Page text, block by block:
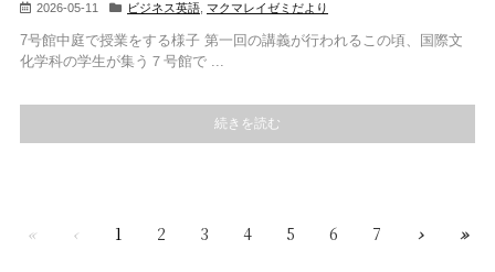
2026-05-11 ビジネス英語 マクマレイゼミだより
7号館中庭で授業をする様子 第一回の講義が行われるこの頃、国際文
化学科の学生が集う７号館で ...
続きを読む
« ‹ 1 2 3 4 5 6 7 › »